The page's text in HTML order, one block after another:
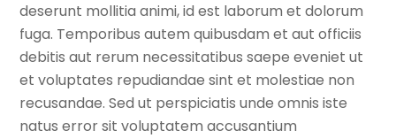
deserunt mollitia animi, id est laborum et dolorum
fuga. Temporibus autem quibusdam et aut officiis
debitis aut rerum necessitatibus saepe eveniet ut
et voluptates repudiandae sint et molestiae non
recusandae. Sed ut perspiciatis unde omnis iste
natus error sit voluptatem accusantium